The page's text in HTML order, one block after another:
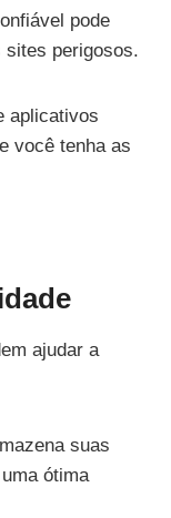
pode
sites perigosos.
aplicativos
você tenha as
ajudar a
suas
ótima